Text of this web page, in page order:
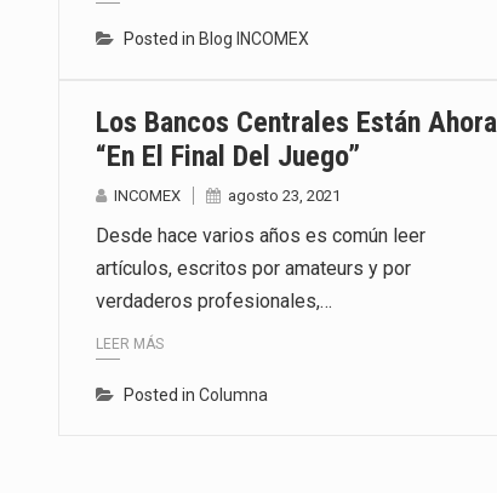
Posted in Blog INCOMEX
Los Bancos Centrales Están Ahora
“en El Final Del Juego”
INCOMEX agosto 23, 2021
Desde hace varios años es común leer
artículos, escritos por amateurs y por
verdaderos profesionales,…
LEER MÁS
Posted in Columna